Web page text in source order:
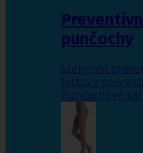
punčochy
Stehenní
Lýtkové
Punčochové